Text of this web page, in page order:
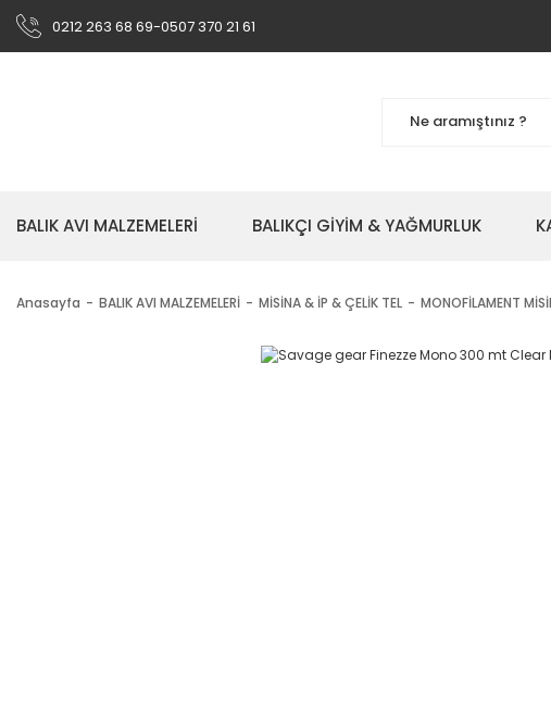
0212 263 68 69-0507 370 21 61
BALIK AVI MALZEMELERİ BALIKÇI GİYİM & YAĞMURLUK
Anasayfa BALIK AVI MALZEMELERİ MİSİNA & İP & ÇELİK TEL MONOFİLAMENT